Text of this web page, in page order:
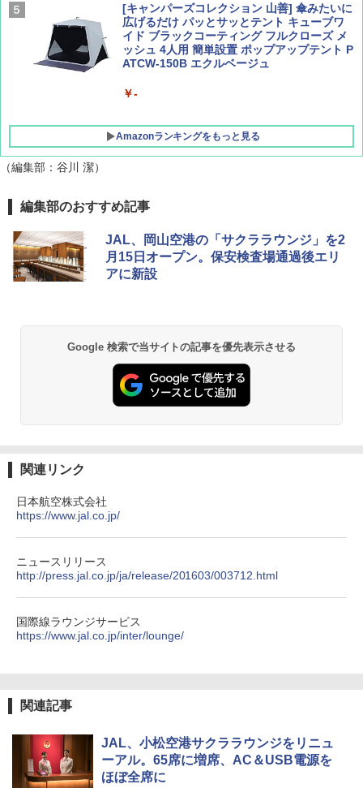
[キャンパーズコレクション 山善] 傘みたいに
広げるだけ パッとサッとテント キューブワ
イド ブラックコーティング フルクローズ メ
ッシュ 4人用 簡単設置 ポップアップテント P
ATCW-150B エクルベージュ
￥-
Amazonランキングをもっと見る
DEWEL パラソル 大型 ビーチ アウトドアパ
ラソル ガーデン サイトシート付 折りたたみ
防水 UVカット 4段階高さ調整 軽量 収納袋付
き
￥6,459
コンパクト 保冷力長持ち
￥2,980
熊撃退スプレー 熊よけスプレー 熊スプレー
BUNDOK(バンドック)ソロ ドーム 1 EX BDK
レーム ドーム型 テント
￥3,080
（編集部：谷川 潔）
編集部のおすすめ記事
JAL、岡山空港の「サクララウンジ」を2
月15日オープン。保安検査場通過後エリ
アに新設
Google 検索で当サイトの記事を優先表示させる
関連リンク
日本航空株式会社
https://www.jal.co.jp/
ニュースリリース
http://press.jal.co.jp/ja/release/201603/003712.html
国際線ラウンジサービス
https://www.jal.co.jp/inter/lounge/
関連記事
JAL、小松空港サクララウンジをリニュ
ーアル。65席に増席、AC＆USB電源を
ほぼ全席に